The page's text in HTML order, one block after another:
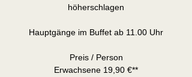
höherschlagen
Hauptgänge im Buffet ab 11.00 Uhr
Preis / Person
Erwachsene 19,90 €**